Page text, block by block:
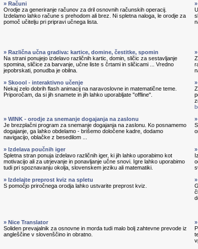
» Računi
Orodje za generiranje računov za dril osnovnih računskih operacij.
Izdelamo lahko račune s prehodom ali brez. Ni spletna naloga, le orodje za
pomoč učitelju pri pripravi učnega lista.
» Različna učna gradiva: kartice, domine, čestitke, spomin
Na strani ponujejo izdelavo različnih kartic, domin, sličic za sestavljanje
spomina, sličice za barvanje, učne liste s črtami in sličicami ... Vredno
jepobrskati, ponudba je obilna.
» Skoool - interaktivno učenje
Nekaj zelo dobrih flash animacij na naravoslovne in matematične teme.
Priporočam, da si jih snamete in jih lahko uporabljate "offline".
» WINK - orodje za snemanje dogajanja na zaslonu
Je brezplačni program za snemanje dogajanja na zaslonu. Ko posnamemo
dogajanje, ga lahko obdelamo - brišemo določene kadre, dodamo
navigacijo, oblačke z besedilom ...
» Izdelava poučnih iger
Spletna stran ponuja izdelavo različnih iger, ki jih lahko uporabimo kot
motivacijo ali za utrjevanje in ponavljanje učne snovi. Igre lahko uporabimo
tudi pri spoznavanju okolja, slovenskem jeziku ali matematiki.
» Izdelajte preprost kviz na spletu
S pomočjo priročnega orodja lahko ustvarite preprost kviz.
» Nice Translator
Soliden prevajalnik za osnovne in morda tudi malo bolj zahtevne prevode iz
angleščine v slovenščino in obratno.